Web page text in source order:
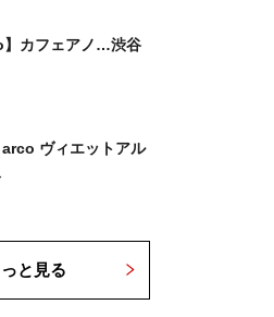
】カフェアノ…渋谷
ヴィエットアル
と見る